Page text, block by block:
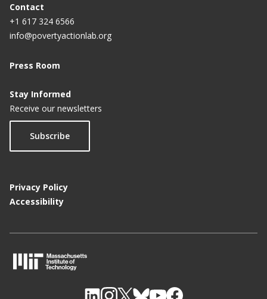
Contact
+1 617 324 6566
info@povertyactionlab.org
Press Room
Stay Informed
Receive our newsletters
Subscribe
Privacy Policy
Accessibility
I